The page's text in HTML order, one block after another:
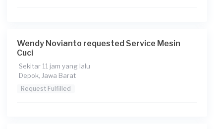
Wendy Novianto requested Service Mesin
Cuci
Sekitar 11 jam yang lalu
Depok, Jawa Barat
Request Fulfilled